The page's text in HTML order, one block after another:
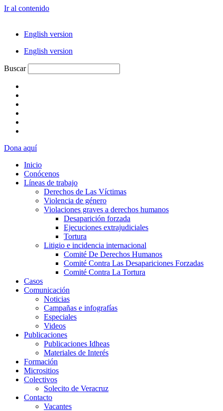
Ir al contenido
English version
English version
Buscar
Dona aquí
Inicio
Conócenos
Líneas de trabajo
Derechos de Las Víctimas
Violencia de género
Violaciones graves a derechos humanos
Desaparición forzada​
Ejecuciones extrajudiciales
Tortura
Litigio e incidencia internacional
Comité De Derechos Humanos​
Comité Contra Las Desapariciones Forzadas
Comité Contra La Tortura​
Casos
Comunicación
Noticias
Campañas e infografías
Especiales
Videos
Publicaciones
Publicaciones Idheas
Materiales de Interés
Formación
Micrositios
Colectivos
Solecito de Veracruz
Contacto
Vacantes